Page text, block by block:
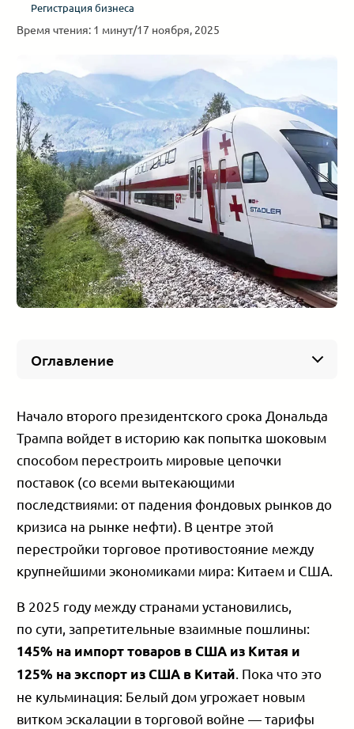
Регистрация бизнеса
Время чтения: 1 минут/17 ноября, 2025
Оглавление
Стратегическое расположение в центре
континента
Выгодные условия торговли с другими
Низкие налоги для иностранного бизнеса
Привлекательный рынок труда
Другие преимущества Грузии
Начало второго президентского срока Дональда
Трампа войдет в историю как попытка шоковым
способом перестроить мировые цепочки
поставок (со всеми вытекающими
последствиями: от падения фондовых рынков до
кризиса на рынке нефти). В центре этой
перестройки торговое противостояние между
крупнейшими экономиками мира: Китаем и США.
В 2025 году между странами установились,
по сути, запретительные взаимные пошлины:
145% на импорт товаров в США из Китая и
125% на экспорт из США в Китай . Пока что это
не кульминация: Белый дом угрожает новым
витком эскалации в торговой войне — тарифы